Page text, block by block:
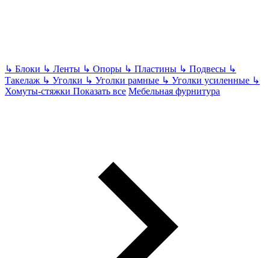
↳ Блоки ↳ Ленты ↳ Опоры ↳ Пластины ↳ Подвесы ↳
Такелаж ↳ Уголки ↳ Уголки рамные ↳ Уголки усиленные ↳
Хомуты-стяжки Показать все Мебельная фурнитура